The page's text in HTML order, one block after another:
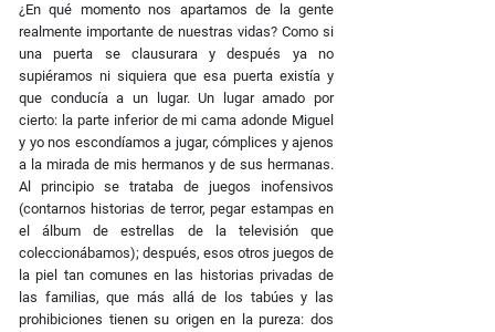
¿En qué momento nos apartamos de la gente
realmente importante de nuestras vidas? Como si
una puerta se clausurara y después ya no
supiéramos ni siquiera que esa puerta existía y
que conducía a un lugar. Un lugar amado por
cierto: la parte inferior de mi cama adonde Miguel
y yo nos escondíamos a jugar, cómplices y ajenos
a la mirada de mis hermanos y de sus hermanas.
Al principio se trataba de juegos inofensivos
(contarnos historias de terror, pegar estampas en
el álbum de estrellas de la televisión que
coleccionábamos); después, esos otros juegos de
la piel tan comunes en las historias privadas de
las familias, que más allá de los tabúes y las
prohibiciones tienen su origen en la pureza: dos